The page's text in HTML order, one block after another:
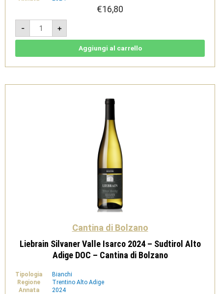
€16,80
-
Sauvignon
2024
-
Südtirol
-
Bolzano
+
Aggiungi al carrello
Cantina di Bolzano
Liebrain Silvaner Valle Isarco 2024 – Sudtirol Alto
Adige DOC – Cantina di Bolzano
Tipologia
Bianchi
Regione
Trentino Alto Adige
Annata
2024